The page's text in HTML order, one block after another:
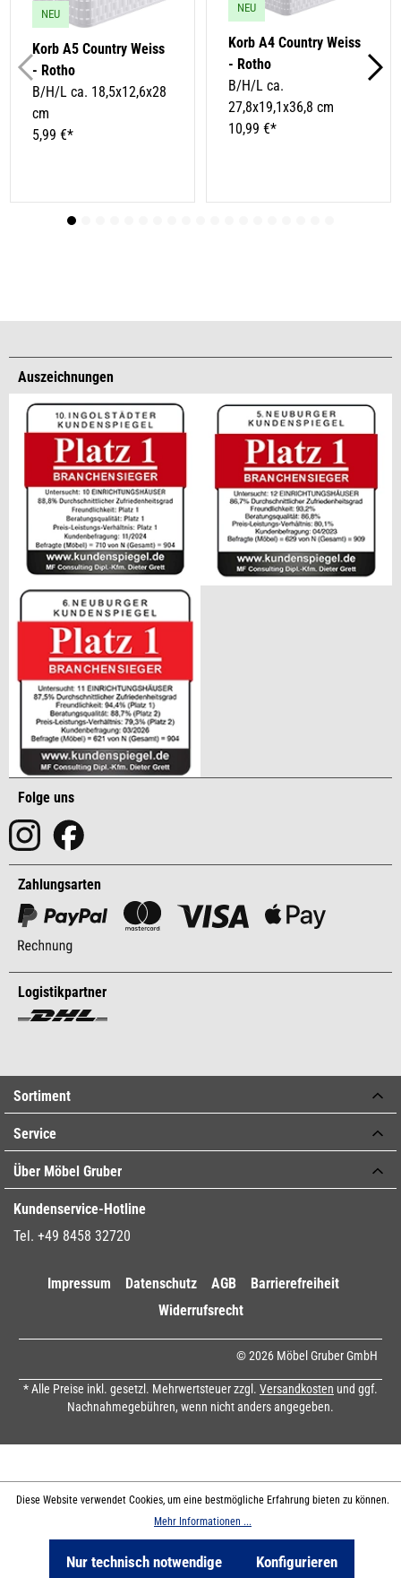
NEU
Korb A5 Country Weiss
- Rotho
B/H/L ca. 18,5x12,6x28
cm
5,99 €*
NEU
Korb A4 Country Weiss
- Rotho
B/H/L ca.
27,8x19,1x36,8 cm
10,99 €*
Auszeichnungen
Folge uns
Zahlungsarten
Logistikpartner
Sortiment
Service
Über Möbel Gruber
Kundenservice-Hotline
Tel. +49 8458 32720
Impressum Datenschutz AGB
Barrierefreiheit
Widerrufsrecht
© 2026 Möbel Gruber GmbH
* Alle Preise inkl. gesetzl. Mehrwertsteuer zzgl. Versandkosten und ggf.
Nachnahmegebühren, wenn nicht anders angegeben.
Diese Website verwendet Cookies, um eine bestmögliche Erfahrung bieten zu können.
Mehr Informationen ...
Nur technisch notwendige Konfigurieren